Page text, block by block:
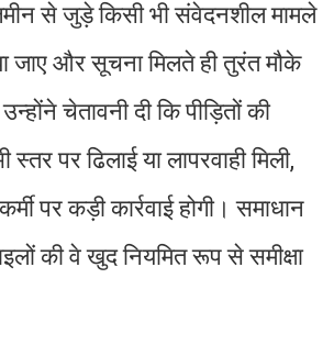
से जुड़े किसी भी संवेदनशील मामले
जाए और सूचना मिलते ही तुरंत मौके
चेतावनी दी कि पीड़ितों की
पर ढिलाई या लापरवाही मिली,
पर कड़ी कार्रवाई होगी। समाधान
की वे खुद नियमित रूप से समीक्षा